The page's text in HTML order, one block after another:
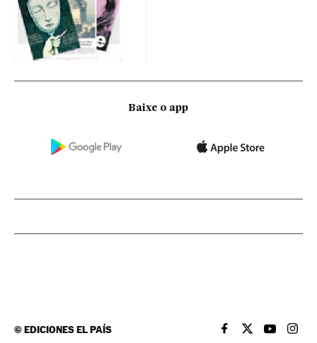
Baixe o app
©EDICIONES EL PAÍS EL PAÍS BRASIL EN
EL PAÍSEL PAÍS
EL